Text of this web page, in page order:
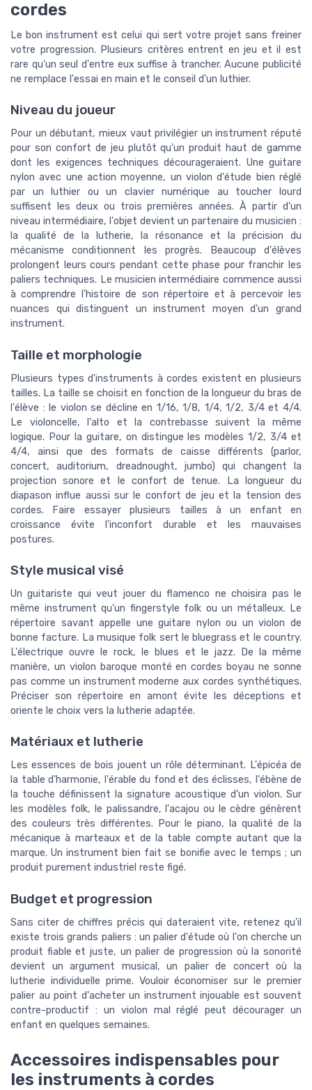
cordes
Le bon instrument est celui qui sert votre projet sans freiner
votre progression. Plusieurs critères entrent en jeu et il est
rare qu'un seul d'entre eux suffise à trancher. Aucune publicité
ne remplace l'essai en main et le conseil d'un luthier.
Niveau du joueur
Pour un débutant, mieux vaut privilégier un instrument réputé
pour son confort de jeu plutôt qu'un produit haut de gamme
dont les exigences techniques décourageraient. Une guitare
nylon avec une action moyenne, un violon d'étude bien réglé
par un luthier ou un clavier numérique au toucher lourd
suffisent les deux ou trois premières années. À partir d'un
niveau intermédiaire, l'objet devient un partenaire du musicien :
la qualité de la lutherie, la résonance et la précision du
mécanisme conditionnent les progrès. Beaucoup d'élèves
prolongent leurs cours pendant cette phase pour franchir les
paliers techniques. Le musicien intermédiaire commence aussi
à comprendre l'histoire de son répertoire et à percevoir les
nuances qui distinguent un instrument moyen d'un grand
instrument.
Taille et morphologie
Plusieurs types d'instruments à cordes existent en plusieurs
tailles. La taille se choisit en fonction de la longueur du bras de
l'élève : le violon se décline en 1/16, 1/8, 1/4, 1/2, 3/4 et 4/4.
Le violoncelle, l'alto et la contrebasse suivent la même
logique. Pour la guitare, on distingue les modèles 1/2, 3/4 et
4/4, ainsi que des formats de caisse différents (parlor,
concert, auditorium, dreadnought, jumbo) qui changent la
projection sonore et le confort de tenue. La longueur du
diapason influe aussi sur le confort de jeu et la tension des
cordes. Faire essayer plusieurs tailles à un enfant en
croissance évite l'inconfort durable et les mauvaises
postures.
Style musical visé
Un guitariste qui veut jouer du flamenco ne choisira pas le
même instrument qu'un fingerstyle folk ou un métalleux. Le
répertoire savant appelle une guitare nylon ou un violon de
bonne facture. La musique folk sert le bluegrass et le country.
L'électrique ouvre le rock, le blues et le jazz. De la même
manière, un violon baroque monté en cordes boyau ne sonne
pas comme un instrument moderne aux cordes synthétiques.
Préciser son répertoire en amont évite les déceptions et
oriente le choix vers la lutherie adaptée.
Matériaux et lutherie
Les essences de bois jouent un rôle déterminant. L'épicéa de
la table d'harmonie, l'érable du fond et des éclisses, l'ébène de
la touche définissent la signature acoustique d'un violon. Sur
les modèles folk, le palissandre, l'acajou ou le cèdre génèrent
des couleurs très différentes. Pour le piano, la qualité de la
mécanique à marteaux et de la table compte autant que la
marque. Un instrument bien fait se bonifie avec le temps ; un
produit purement industriel reste figé.
Budget et progression
Sans citer de chiffres précis qui dateraient vite, retenez qu'il
existe trois grands paliers : un palier d'étude où l'on cherche un
produit fiable et juste, un palier de progression où la sonorité
devient un argument musical, un palier de concert où la
lutherie individuelle prime. Vouloir économiser sur le premier
palier au point d'acheter un instrument injouable est souvent
contre-productif : un violon mal réglé peut décourager un
enfant en quelques semaines.
Accessoires indispensables pour
les instruments à cordes